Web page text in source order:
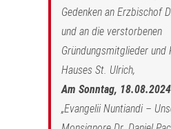
Gedenken an Erzbischof
und an die verstorbenen
Gründungsmitglieder und
Hauses St. Ulrich,
Am Sonntag,
„Evangelii Nuntiandi –